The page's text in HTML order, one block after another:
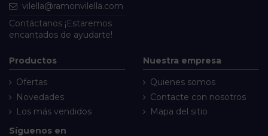
vilella@ramonvilella.com
Contáctanos ¡Estaremos
encantados de ayudarte!
Productos
Ofertas
Novedades
Los más vendidos
Nuestra empresa
Quienes somos
Contacte con nosotros
Mapa del sitio
Síguenos en